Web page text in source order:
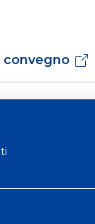
convegno